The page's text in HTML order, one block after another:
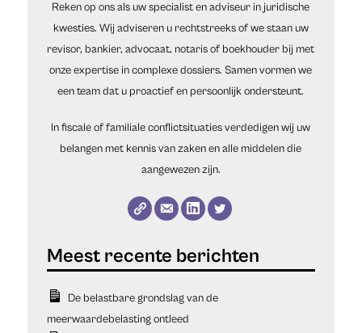
Reken op ons als uw specialist en adviseur in juridische
kwesties. Wij adviseren u rechtstreeks of we staan uw
revisor, bankier, advocaat, notaris of boekhouder bij met
onze expertise in complexe dossiers. Samen vormen we
een team dat u proactief en persoonlijk ondersteunt.
In fiscale of familiale conflictsituaties verdedigen wij uw
belangen met kennis van zaken en alle middelen die
aangewezen zijn.
De belastbare grondslag van de
meerwaardebelasting ontleed